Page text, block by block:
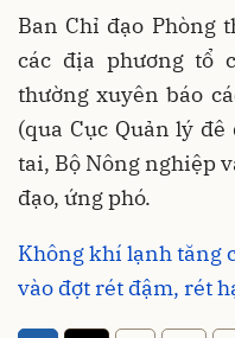
Ban Chỉ đạo Phòng
các địa phương tổ
thường xuyên báo
(qua Cục Quản lý
tai, Bộ Nông nghiệp
đạo, ứng phó.
Không khí lạnh tăng
vào đợt rét đậm, rét